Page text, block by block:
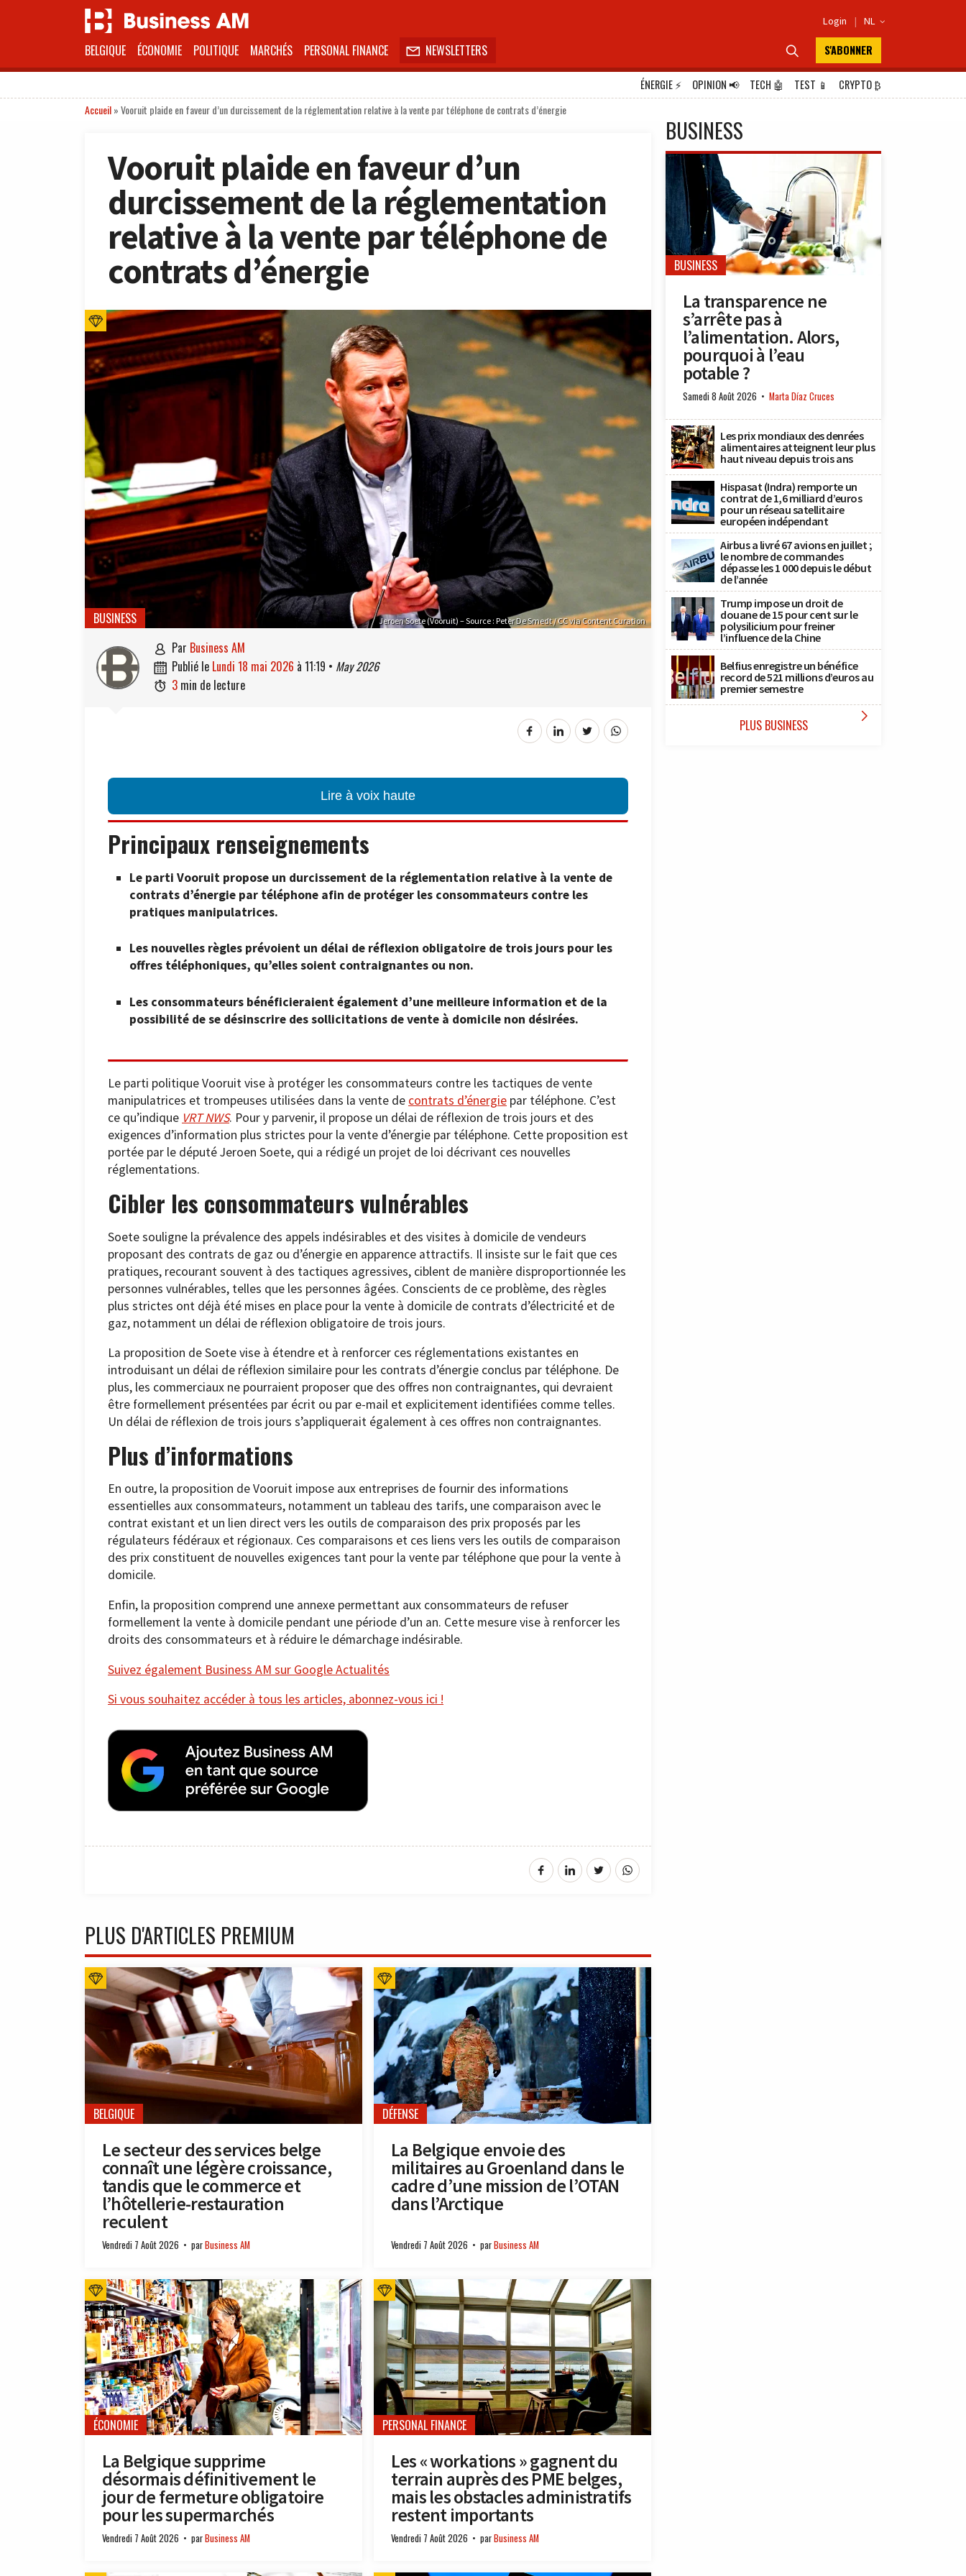
Login | NL 
BELGIQUE ÉCONOMIE POLITIQUE MARCHÉS PERSONAL FINANCE  NEWSLETTERS  S'ABONNER
ÉNERGIE⚡ OPINION📢 TECH 🤖 TEST 📱 CRYPTO₿
Accueil»Vooruit plaide en faveur d’un durcissement de la réglementation relative à la vente par téléphone de contrats d’énergie
Vooruit plaide en faveur d’un
durcissement de la réglementation
relative à la vente par téléphone de
contrats d’énergie
Jeroen Soete (Vooruit) – Source : Peter De Smedt / CC via Content Curation
BUSINESS
 par Business AM
 publié le lundi 18 mai 2026 à 11:19 • May 2026
 3 min de lecture
Lire à voix haute
Principaux renseignements
Le parti Vooruit propose un durcissement de la réglementation relative à la vente de
contrats d’énergie par téléphone afin de protéger les consommateurs contre les
pratiques manipulatrices.
Les nouvelles règles prévoient un délai de réflexion obligatoire de trois jours pour les
offres téléphoniques, qu’elles soient contraignantes ou non.
Les consommateurs bénéficieraient également d’une meilleure information et de la
possibilité de se désinscrire des sollicitations de vente à domicile non désirées.
Le parti politique Vooruit vise à protéger les consommateurs contre les tactiques de vente
manipulatrices et trompeuses utilisées dans la vente de contrats d’énergie par téléphone. C’est
ce qu’indique VRT NWS. Pour y parvenir, il propose un délai de réflexion de trois jours et des
exigences d’information plus strictes pour la vente d’énergie par téléphone. Cette proposition est
portée par le député Jeroen Soete, qui a rédigé un projet de loi décrivant ces nouvelles
réglementations.
Cibler les consommateurs vulnérables
Soete souligne la prévalence des appels indésirables et des visites à domicile de vendeurs
proposant des contrats de gaz ou d’énergie en apparence attractifs. Il insiste sur le fait que ces
pratiques, recourant souvent à des tactiques agressives, ciblent de manière disproportionnée les
personnes vulnérables, telles que les personnes âgées. Conscients de ce problème, des règles
plus strictes ont déjà été mises en place pour la vente à domicile de contrats d’électricité et de
gaz, notamment un délai de réflexion obligatoire de trois jours.
La proposition de Soete vise à étendre et à renforcer ces réglementations existantes en
introduisant un délai de réflexion similaire pour les contrats d’énergie conclus par téléphone. De
plus, les commerciaux ne pourraient proposer que des offres non contraignantes, qui devraient
être formellement présentées par écrit ou par e-mail et explicitement identifiées comme telles.
Un délai de réflexion de trois jours s’appliquerait également à ces offres non contraignantes.
Plus d’informations
En outre, la proposition de Vooruit impose aux entreprises de fournir des informations
essentielles aux consommateurs, notamment un tableau des tarifs, une comparaison avec le
contrat existant et un lien direct vers les outils de comparaison des prix proposés par les
régulateurs fédéraux et régionaux. Ces comparaisons et ces liens vers les outils de comparaison
des prix constituent de nouvelles exigences tant pour la vente par téléphone que pour la vente à
domicile.
Enfin, la proposition comprend une annexe permettant aux consommateurs de refuser
formellement la vente à domicile pendant une période d’un an. Cette mesure vise à renforcer les
droits des consommateurs et à réduire le démarchage indésirable.
Suivez également Business AM sur Google Actualités
Si vous souhaitez accéder à tous les articles, abonnez-vous ici !
PLUS D'ARTICLES PREMIUM
BELGIQUE
Le secteur des services belge
connaît une légère croissance,
tandis que le commerce et
l’hôtellerie-restauration
reculent
Vendredi 7 Août 2026 parBusiness AM
DÉFENSE
La Belgique envoie des
militaires au Groenland dans le
cadre d’une mission de l’OTAN
dans l’Arctique
Vendredi 7 Août 2026 parBusiness AM
ÉCONOMIE
La Belgique supprime
désormais définitivement le
jour de fermeture obligatoire
pour les supermarchés
Vendredi 7 Août 2026 parBusiness AM
PERSONAL FINANCE
Les « workations » gagnent du
terrain auprès des PME belges,
mais les obstacles administratifs
restent importants
Vendredi 7 Août 2026 parBusiness AM
BUSINESS
BUSINESS
La transparence ne
s’arrête pas à
l’alimentation. Alors,
pourquoi à l’eau
potable ?
Samedi 8 Août 2026 Marta Díaz Cruces
Les prix mondiaux des denrées
alimentaires atteignent leur plus
haut niveau depuis trois ans
Hispasat (Indra) remporte un
contrat de 1,6 milliard d’euros
pour un réseau satellitaire
européen indépendant
Airbus a livré 67 avions en juillet ;
le nombre de commandes
dépasse les 1 000 depuis le début
de l’année
Trump impose un droit de
douane de 15 pour cent sur le
polysilicium pour freiner
l’influence de la Chine
Belfius enregistre un bénéfice
record de 521 millions d’euros au
premier semestre
PLUS BUSINESS 